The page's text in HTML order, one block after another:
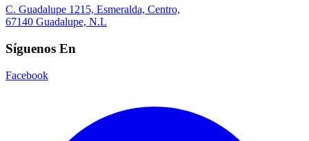
C. Guadalupe 1215, Esmeralda, Centro,
67140 Guadalupe, N.L
Síguenos En
Facebook